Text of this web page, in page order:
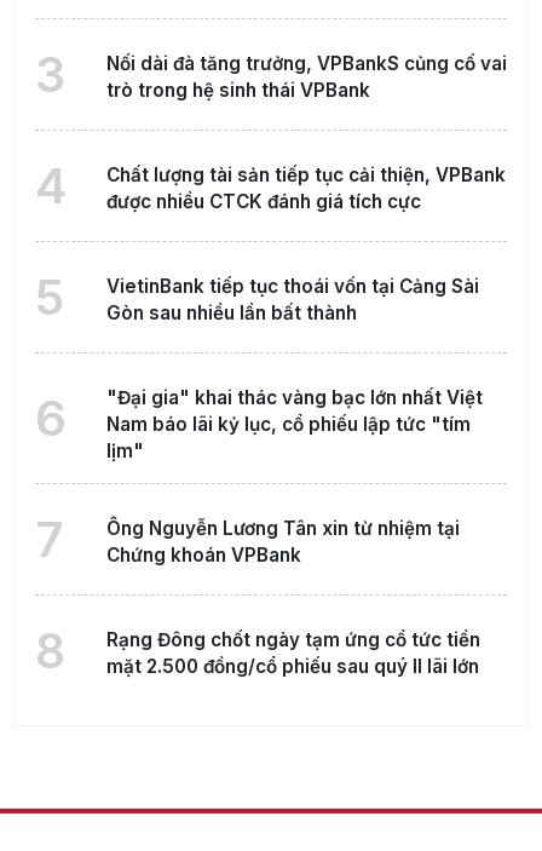
3
Nối dài đà tăng trưởng, VPBankS củng cố vai
trò trong hệ sinh thái VPBank
4
Chất lượng tài sản tiếp tục cải thiện, VPBank
được nhiều CTCK đánh giá tích cực
5
VietinBank tiếp tục thoái vốn tại Cảng Sài
Gòn sau nhiều lần bất thành
6
"Đại gia" khai thác vàng bạc lớn nhất Việt
Nam báo lãi kỷ lục, cổ phiếu lập tức "tím
lịm"
7
Ông Nguyễn Lương Tân xin từ nhiệm tại
Chứng khoán VPBank
8
Rạng Đông chốt ngày tạm ứng cổ tức tiền
mặt 2.500 đồng/cổ phiếu sau quý II lãi lớn